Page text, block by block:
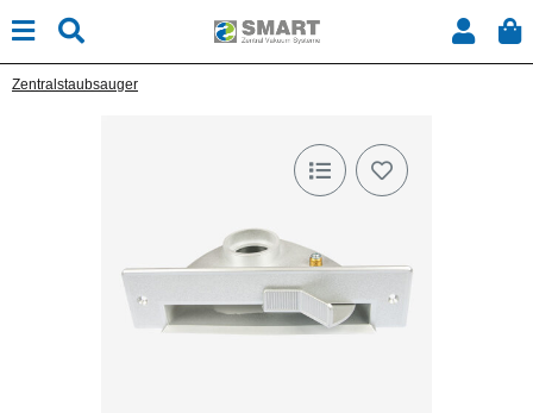
Zentralstaubsauger